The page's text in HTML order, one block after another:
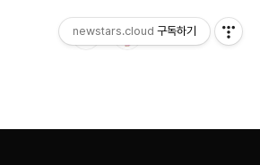
newstars.cloud 구독하기